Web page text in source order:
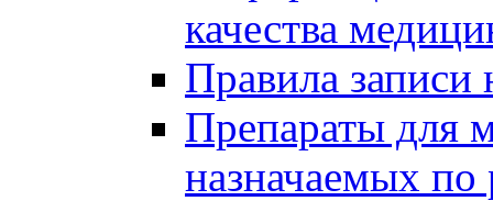
качества
Правила
Препараты для
назначаемых